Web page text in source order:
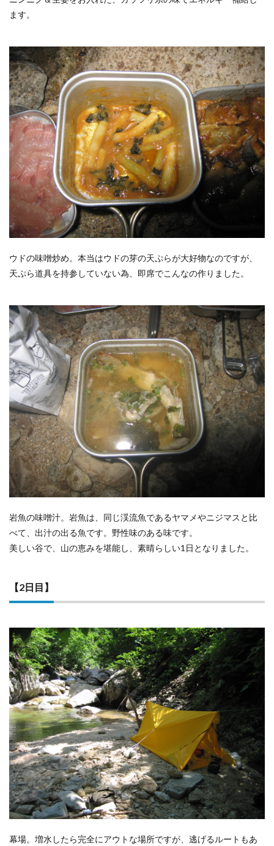
ます。
ウドの味噌炒め。本当はウドの芽の天ぷらが大好物なのですが、
天ぷら道具を持参していない為、即席でこんなの作りました。
岩魚の味噌汁。岩魚は、同じ渓流魚であるヤマメやニジマスと比
べて、出汁の出る魚です。野性味のある味です。
美しい谷で、山の恵みを堪能し、素晴らしい1日となりました。
【2日目】
幕場。増水したら完全にアウトな場所ですが、逃げるルートもあ